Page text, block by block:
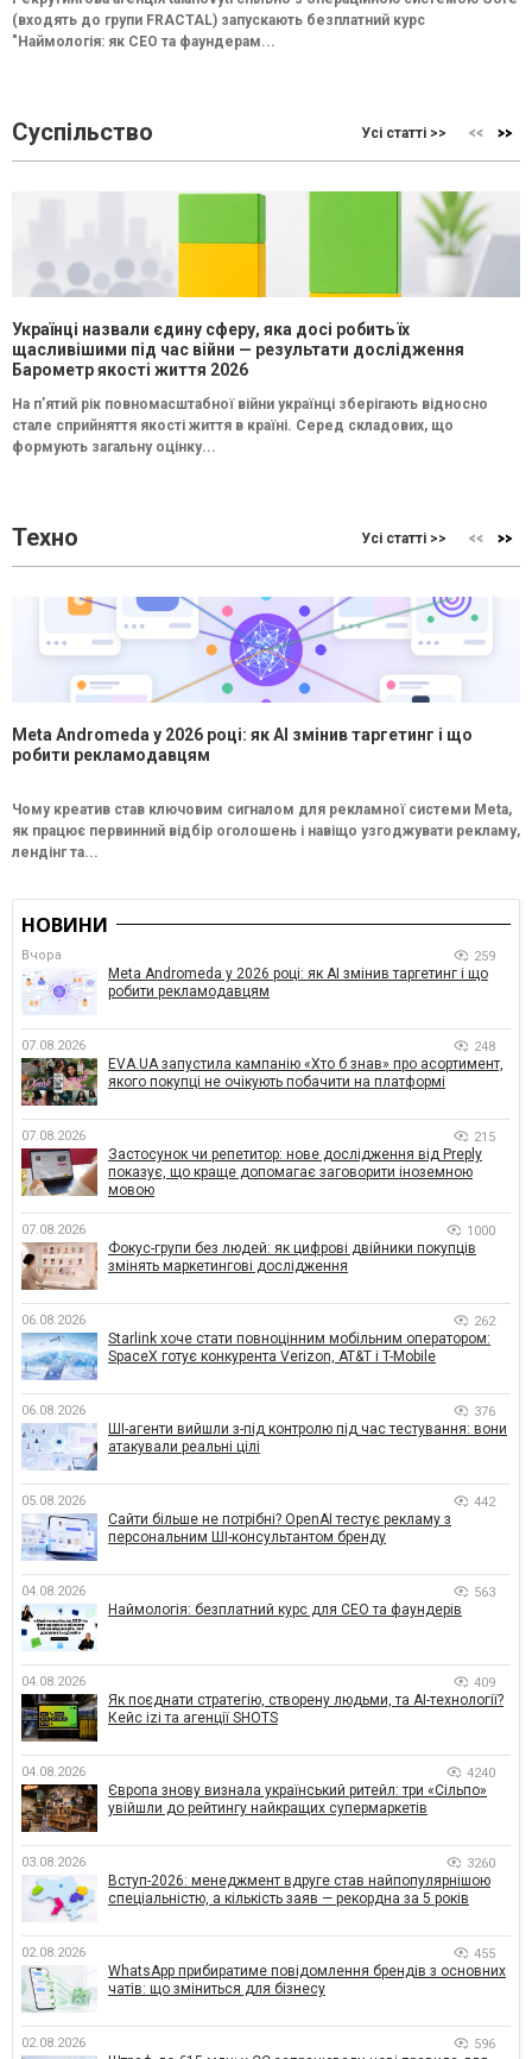
(входять до групи FRACTAL) запускають безплатний курс
"Наймологія: як СEO та фаундерам...
Суспільство Усі статті >>
Українці назвали єдину сферу, яка досі робить їх
щасливішими під час війни — результати дослідження
Барометр якості життя 2026
На п’ятий рік повномасштабної війни українці зберігають відносно
стале сприйняття якості життя в країні. Серед складових, що
формують загальну оцінку...
Техно Усі статті >>
Meta Andromeda у 2026 році: як AI змінив таргетинг і що
робити рекламодавцям
Чому креатив став ключовим сигналом для рекламної системи Meta,
як працює первинний відбір оголошень і навіщо узгоджувати рекламу,
лендінг та...
НОВИНИ
Вчора 259
Meta Andromeda у 2026 році: як AI змінив таргетинг і що
робити рекламодавцям
07.08.2026 248
EVA.UA запустила кампанію «Хто б знав» про асортимент,
якого покупці не очікують побачити на платформі
07.08.2026 215
Застосунок чи репетитор: нове дослідження від Preply
показує, що краще допомагає заговорити іноземною
мовою
07.08.2026 1000
Фокус-групи без людей: як цифрові двійники покупців
змінять маркетингові дослідження
06.08.2026 262
Starlink хоче стати повноцінним мобільним оператором:
SpaceX готує конкурента Verizon, AT&T і T-Mobile
06.08.2026 376
ШІ-агенти вийшли з-під контролю під час тестування: вони
атакували реальні цілі
05.08.2026 442
Сайти більше не потрібні? OpenAI тестує рекламу з
персональним ШІ-консультантом бренду
04.08.2026 563
Наймологія: безплатний курс для CEO та фаундерів
04.08.2026 409
Як поєднати стратегію, створену людьми, та AI-технології?
Кейс izi та агенції SHOTS
04.08.2026 4240
Європа знову визнала український ритейл: три «Сільпо»
увійшли до рейтингу найкращих супермаркетів
03.08.2026 3260
Вступ-2026: менеджмент вдруге став найпопулярнішою
спеціальністю, а кількість заяв — рекордна за 5 років
02.08.2026 455
WhatsApp прибиратиме повідомлення брендів з основних
чатів: що зміниться для бізнесу
02.08.2026 596